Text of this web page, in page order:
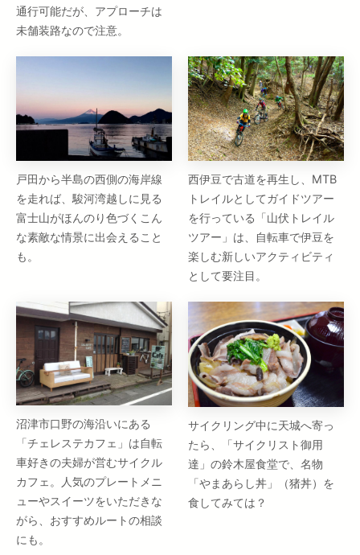
通行可能だが、アプローチは
未舗装路なので注意。
戸田から半島の西側の海岸線
を走れば、駿河湾越しに見る
富士山がほんのり色づくこん
な素敵な情景に出会えること
も。
西伊豆で古道を再生し、MTB
トレイルとしてガイドツアー
を行っている「山伏トレイル
ツアー」は、自転車で伊豆を
楽しむ新しいアクティビティ
として要注目。
沼津市口野の海沿いにある
「チェレステカフェ」は自転
車好きの夫婦が営むサイクル
カフェ。人気のプレートメニ
ューやスイーツをいただきな
がら、おすすめルートの相談
にも。
サイクリング中に天城へ寄っ
たら、「サイクリスト御用
達」の鈴木屋食堂で、名物
「やまあらし丼」（猪丼）を
食してみては？